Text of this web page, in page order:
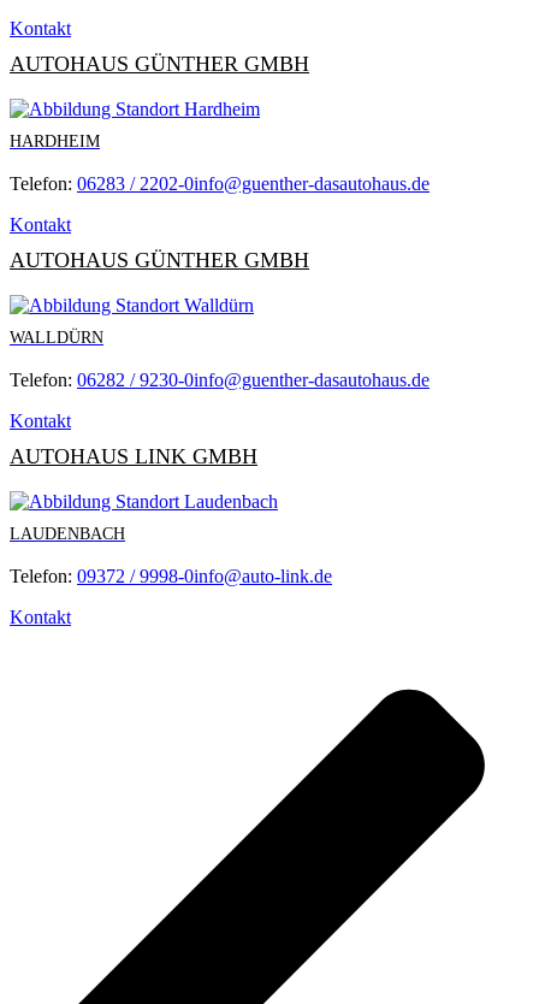
Kontakt
AUTOHAUS GÜNTHER GMBH
HARDHEIM
Telefon: 06283 / 2202-0info@guenther-dasautohaus.de
Kontakt
AUTOHAUS GÜNTHER GMBH
WALLDÜRN
Telefon: 06282 / 9230-0info@guenther-dasautohaus.de
Kontakt
AUTOHAUS LINK GMBH
LAUDENBACH
Telefon: 09372 / 9998-0info@auto-link.de
Kontakt